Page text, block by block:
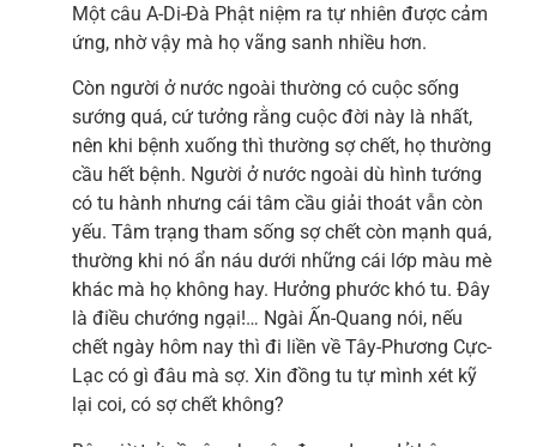
Một câu A-Di-Đà Phật niệm ra tự nhiên được cảm
ứng, nhờ vậy mà họ vãng sanh nhiều hơn.
Còn người ở nước ngoài thường có cuộc sống
sướng quá, cứ tưởng rằng cuộc đời này là nhất,
nên khi bệnh xuống thì thường sợ chết, họ thường
cầu hết bệnh. Người ở nước ngoài dù hình tướng
có tu hành nhưng cái tâm cầu giải thoát vẫn còn
yếu. Tâm trạng tham sống sợ chết còn mạnh quá,
thường khi nó ẩn náu dưới những cái lớp màu mè
khác mà họ không hay. Hưởng phước khó tu. Đây
là điều chướng ngại!… Ngài Ấn-Quang nói, nếu
chết ngày hôm nay thì đi liền về Tây-Phương Cực-
Lạc có gì đâu mà sợ. Xin đồng tu tự mình xét kỹ
lại coi, có sợ chết không?